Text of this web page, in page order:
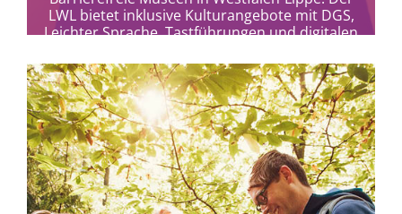
LWL bietet inklusive Kulturangebote mit DGS,
Leichter Sprache, Tastführungen und digitalen